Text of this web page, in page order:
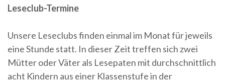
Leseclub-Termine
Unsere Leseclubs finden einmal im Monat für jeweils
eine Stunde statt. In dieser Zeit treffen sich zwei
Mütter oder Väter als Lesepaten mit durchschnittlich
acht Kindern aus einer Klassenstufe in der